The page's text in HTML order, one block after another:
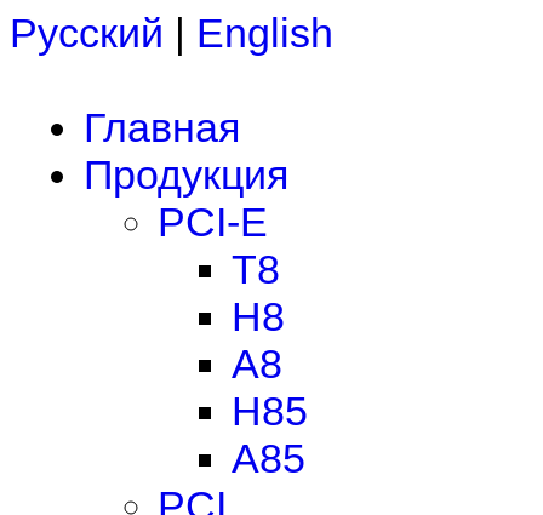
Русский | English
Главная
Продукция
PCI-E
T8
H8
A8
H85
A85
PCI